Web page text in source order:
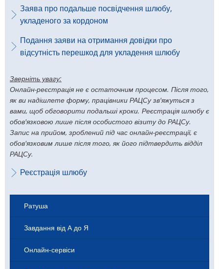
Заява про подальше посвідчення шлюбу,
укладеного за кордоном
Подання заяви на отримання довідки про
відсутність перешкод для укладення шлюбу
Зверніть увагу:
Онлайн-реєстрація не є остаточним процесом. Після того,
як ви надішлете форму, працівники РАЦСу зв'яжуться з
вами, щоб обговорити подальші кроки. Реєстрація шлюбу є
обов'язковою лише після особистого візиту до РАЦСу.
Запис на прийом, зроблений під час онлайн-реєстрації, є
обов'язковим лише після того, як його підтвердить відділ
РАЦСу.
Реєстрація шлюбу
Ратуша
Завдання від А до Я
Онлайн-сервіси